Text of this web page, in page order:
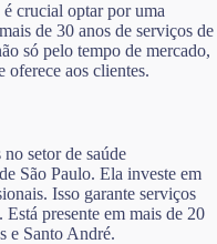
crucial optar por uma
de 30 anos de serviços de
só pelo tempo de mercado,
oferece aos clientes.
setor de saúde
São Paulo. Ela investe em
Isso garante serviços
presente em mais de 20
e Santo André.